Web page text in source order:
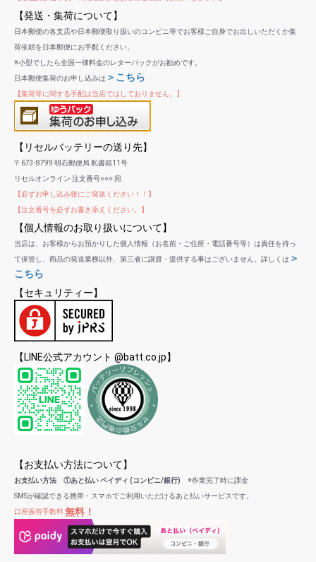
【発送・集荷について】
日本郵便の各支店や日本郵便取り扱いのコンビニ等でお客様ご自身でお出しいただくか集
荷依頼を日本郵便にお手配ください。
※小型でしたら全国一律料金のレターパックがお勧めです。
日本郵便集荷のお申し込みは ＞こちら
【集荷等に関する手配は当店ではしておりません。】
【リセルバッテリーの送り先】
〒673-8799 明石郵便局 私書箱11号
リセルオンライン 注文番号○○○ 宛
【必ずお申し込み後にご発送ください！！】
【注文番号を必ずお書き添えください。】
【個人情報のお取り扱いについて】
当店は、お客様からお預かりした個人情報（お名前・ご住所・電話番号等）は責任を持っ
て保管し、商品の発送業務以外、第三者に譲渡・提供する事はございません。詳しくは ＞
こちら
【セキュリティー】
【LINE公式アカウント @batt.co.jp】
【お支払い方法について】
お支払い方法 ①あと払い ペイディ (コンビニ/銀行) ※作業完了時に課金
SMSが確認できる携帯・スマホでご利用いただけるあと払いサービスです。
口座振替手数料無料！